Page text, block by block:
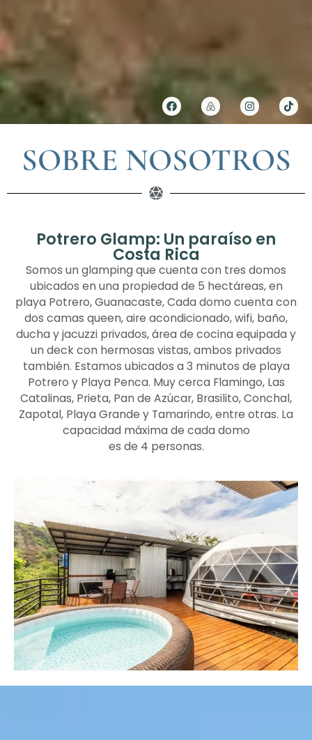
SOBRE NOSOTROS
Potrero Glamp: Un paraíso en
Costa Rica
Somos un glamping que cuenta con tres domos
ubicados en una propiedad de 5 hectáreas, en
playa Potrero, Guanacaste, Cada domo cuenta con
dos camas queen, aire acondicionado, wifi, baño,
ducha y jacuzzi privados, área de cocina equipada y
un deck con hermosas vistas, ambos privados
también. Estamos ubicados a 3 minutos de playa
Potrero y Playa Penca. Muy cerca Flamingo, Las
Catalinas, Prieta, Pan de Azúcar, Brasilito, Conchal,
Zapotal, Playa Grande y Tamarindo, entre otras. La
capacidad máxima de cada domo
es de 4 personas.